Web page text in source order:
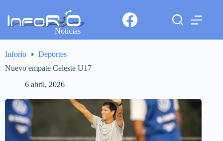
Noticias
Inforío
Deportes
Nuevo empate Celeste U17
6 abril, 2026